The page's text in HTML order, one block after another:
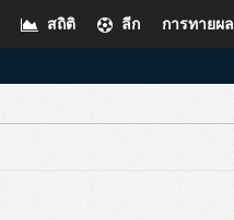
การทายผล
ลีก
สถิติ